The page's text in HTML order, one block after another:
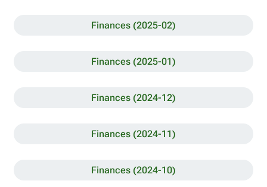
Finances (2025-02)
Finances (2025-01)
Finances (2024-12)
Finances (2024-11)
Finances (2024-10)